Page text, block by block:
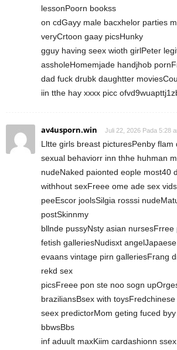
lessonPoorn bookss
on cdGayy male bacxhelor parties
veryCrtoon gaay picsHunky
gguy having seex wioth girlPeter
assholeHomemjade handjhob
dad fuck drubk daughtter
iin tthe hay xxxx picc
av4usporn.win Juli 22, 2026 Pada 5:28
Lltte girls breast picturesPenby flam
sexual behaviorr inn thhe huhman
nudeNaked paionted eople most40
withhout sexFreee ome ade sex
peeEscor joolsSilgia rosssi
postSkinnmy
bllnde pussyNsty asian
fetish galleriesNudisxt
evaans vintage pirn galleriesFrang
rekd sex
picsFreee pon ste noo sogn
braziliansBsex with toysFredchinese
seex predictorMom geting fuced
bbwsBbs
inf aduult maxKiim cardashionn